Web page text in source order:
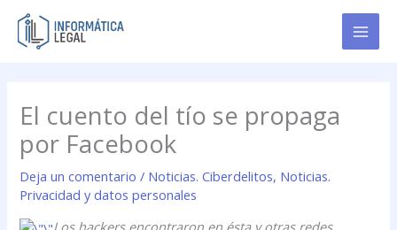
contenido
El cuento del tío se propaga
por Facebook
Deja un comentario / Noticias. Ciberdelitos, Noticias.
Privacidad y datos personales